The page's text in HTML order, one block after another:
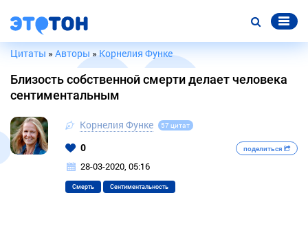
Цитаты » Авторы »Корнелия Функе
Близость собственной смерти делает человека
сентиментальным
Корнелия Функе 57 цитат
0 поделиться
28-03-2020, 05:16
Смерть Сентиментальность